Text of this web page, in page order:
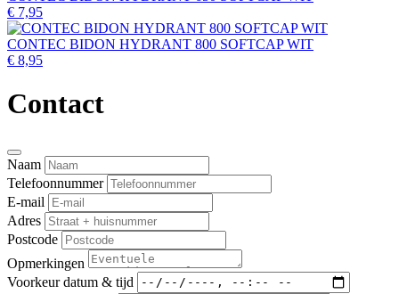
€ 7,95
CONTEC BIDON HYDRANT 800 SOFTCAP WIT
€ 8,95
Contact
Naam
Telefoonnummer
E-mail
Adres
Postcode
Opmerkingen
Voorkeur datum & tijd